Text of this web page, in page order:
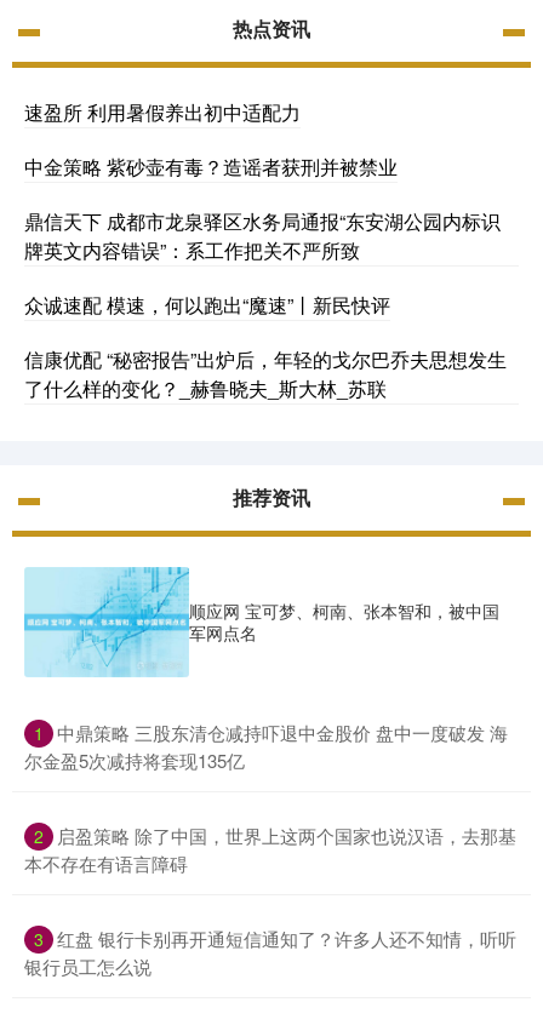
热点资讯
速盈所 利用暑假养出初中适配力
中金策略 紫砂壶有毒？造谣者获刑并被禁业
鼎信天下 成都市龙泉驿区水务局通报“东安湖公园内标识
牌英文内容错误”：系工作把关不严所致
众诚速配 模速，何以跑出“魔速”丨新民快评
信康优配 “秘密报告”出炉后，年轻的戈尔巴乔夫思想发生
了什么样的变化？_赫鲁晓夫_斯大林_苏联
推荐资讯
顺应网 宝可梦、柯南、张本智和，被中国
军网点名
1
​中鼎策略 三股东清仓减持吓退中金股价 盘中一度破发 海
尔金盈5次减持将套现135亿
2
​启盈策略 除了中国，世界上这两个国家也说汉语，去那基
本不存在有语言障碍
3 ​红盘 银行卡别再开通短信通知了？许多人还不知情，听听
银行员工怎么说